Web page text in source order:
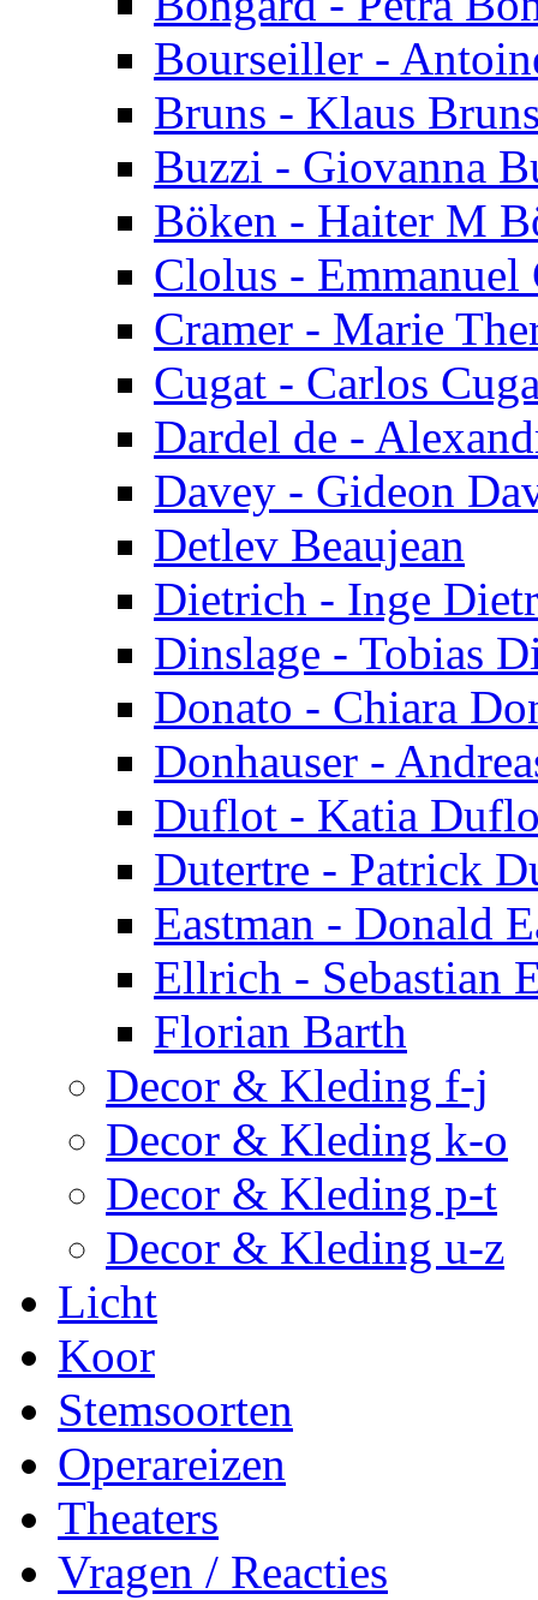
Bourseiller -
Bruns - Klaus
Buzzi - Giovanna
Böken - Haiter M
Clolus - Emmanuel
Cramer - Marie
Cugat - Carlos
Dardel de -
Davey - Gideon
Detlev Beaujean
Dietrich - Inge
Dinslage - Tobias
Donato - Chiara
Donhauser -
Duflot - Katia
Dutertre - Patrick
Eastman - Donald
Ellrich - Sebastian
Florian Barth
Decor & Kleding f-j
Decor & Kleding k-o
Decor & Kleding p-t
Decor & Kleding u-z
Licht
Koor
Stemsoorten
Operareizen
Theaters
Vragen / Reacties